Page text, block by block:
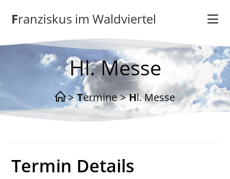
Inhalt
springenFranziskus im Waldviertel
Hl. Messe
> Termine > Hl. Messe
Termin Details